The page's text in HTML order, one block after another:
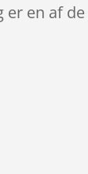
er en af